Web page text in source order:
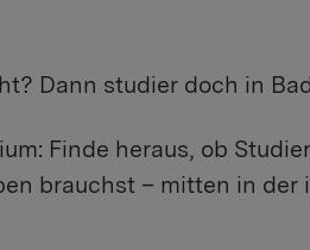
Dann studier doch in
Finde heraus, ob
brauchst – mitten in der